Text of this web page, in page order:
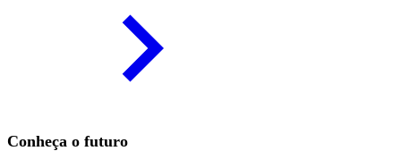
Conheça o futuro